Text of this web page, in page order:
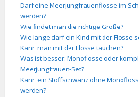
Darf eine Meerjungfrauenflosse im
werden?
Wie findet man die richtige Größe?
Wie lange darf ein Kind mit der Flosse
Kann man mit der Flosse tauchen?
Was ist besser: Monoflosse oder
Meerjungfrauen-Set?
Kann ein Stoffschwanz ohne
werden?